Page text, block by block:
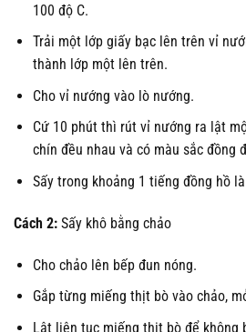
100 độ C.
Trải một lớp giấy bạc lên trên vỉ
thành lớp một lên trên.
Cho vỉ nướng vào lò nướng.
Cứ 10 phút thì rút vỉ nướng ra lật
chín đều nhau và có màu sắc đồng
Sấy trong khoảng 1 tiếng đồng hồ
Cách 2: Sấy khô bằng chảo
Cho chảo lên bếp đun nóng.
Gắp từng miếng thịt bò vào chảo,
Lật liên tục miếng thịt bò để không